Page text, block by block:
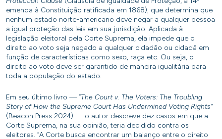
emenda à Constituição ratificada em 1868), que determina que
nenhum estado norte-americano deve negar a qualquer pessoa
a igual proteção das leis em sua jurisdição. Aplicada à
legislação eleitoral pela Corte Suprema, ela impede que o
direito ao voto seja negado a qualquer cidadão ou cidadã em
função de características como sexo, raça etc. Ou seja, o
direito ao voto deve ser garantido de maneira igualitária para
toda a população do estado.
Em seu último livro — “The Court v. The Voters: The Troubling
Story of How the Supreme Court Has Undermined Voting Rights”
(Beacon Press 2024) — o autor descreve dez casos em que a
Corte Suprema, na sua opinião, teria decidido contra os
eleitores. “A Corte busca encontrar um balanço entre o direito